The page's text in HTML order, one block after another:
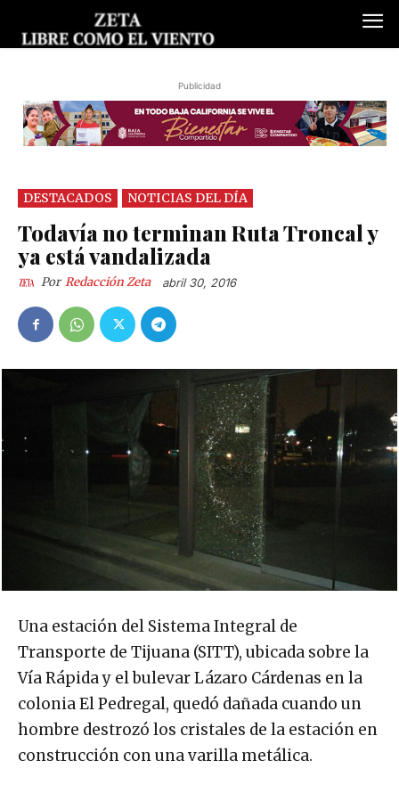
Publicidad
DESTACADOS NOTICIAS DEL DÍA
Todavía no terminan Ruta Troncal y
ya está vandalizada
Por Redacción Zeta abril 30, 2016
Una estación del Sistema Integral de
Transporte de Tijuana (SITT), ubicada sobre la
Vía Rápida y el bulevar Lázaro Cárdenas en la
colonia El Pedregal, quedó dañada cuando un
hombre destrozó los cristales de la estación en
construcción con una varilla metálica.